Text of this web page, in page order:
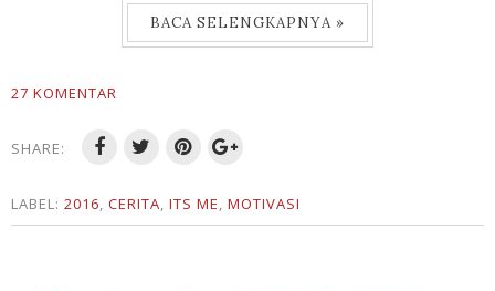
BACA SELENGKAPNYA »
27 KOMENTAR
SHARE:
LABEL: 2016, CERITA, ITS ME, MOTIVASI